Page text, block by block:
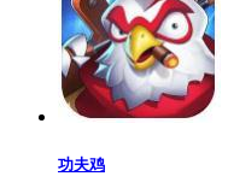
功夫鸡